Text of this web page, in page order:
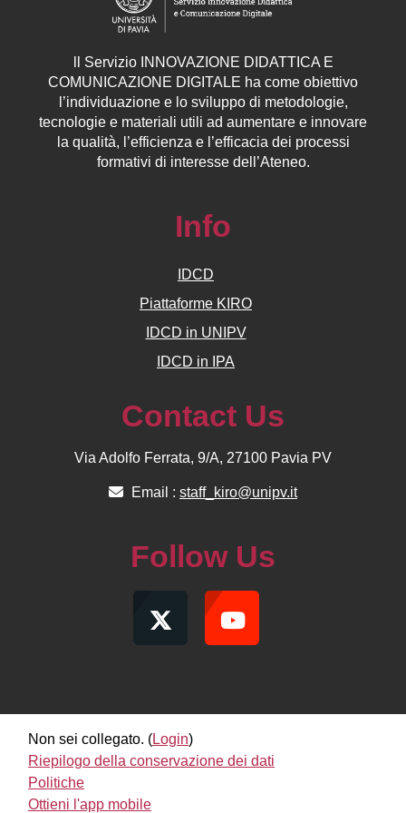
Servizio INNOVAZIONE DIDATTICA E
COMUNICAZIONE DIGITALE ha come obiettivo
l’individuazione e lo sviluppo di metodologie,
tecnologie e materiali utili ad aumentare e innovare
la qualità, l’efficienza e l’efficacia dei processi
formativi di interesse dell’Ateneo.
Info
IDCD
Piattaforme KIRO
IDCD in UNIPV
IDCD in IPA
Contact Us
Via Adolfo Ferrata, 9/A, 27100 Pavia PV
Email : staff_kiro@unipv.it
Follow Us
Non sei collegato. (Login)
Riepilogo della conservazione dei dati
Politiche
Ottieni l'app mobile